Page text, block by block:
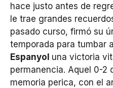
hace justo antes de
le trae grandes
pasado curso, firmó su
temporada para tumbar
Espanyol una victoria
permanencia. Aquel 0-2
memoria perica, con el